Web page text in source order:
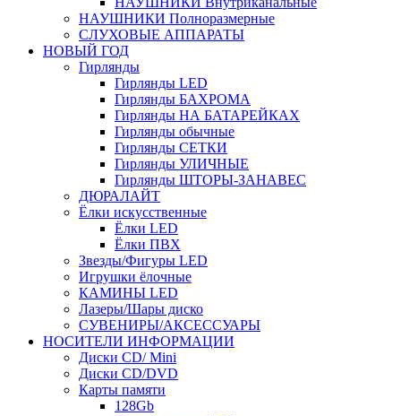
НАУШНИКИ Полноразмерные
СЛУХОВЫЕ АППАРАТЫ
НОВЫЙ ГОД
Гирлянды
Гирлянды LED
Гирлянды БАХРОМА
Гирлянды НА БАТАРЕЙКАХ
Гирлянды обычные
Гирлянды СЕТКИ
Гирлянды УЛИЧНЫЕ
Гирлянды ШТОРЫ-ЗАНАВЕС
ДЮРАЛАЙТ
Ёлки искусственные
Ёлки LED
Ёлки ПВХ
Звезды/Фигуры LED
Игрушки ёлочные
КАМИНЫ LED
Лазеры/Шары диско
СУВЕНИРЫ/АКСЕССУАРЫ
НОСИТЕЛИ ИНФОРМАЦИИ
Диски CD/ Mini
Диски CD/DVD
Карты памяти
128Gb